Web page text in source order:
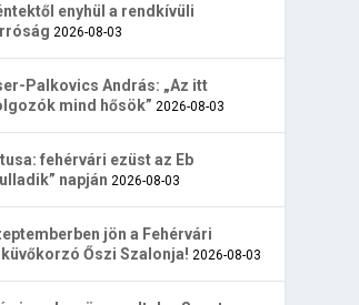
enyhül a rendkívüli
2026-08-03
Palkovics András: „Az itt
mind hősök” 2026-08-03
fehérvári ezüst az Eb
napján 2026-08-03
jön a Fehérvári
Őszi Szalonja! 2026-08-03